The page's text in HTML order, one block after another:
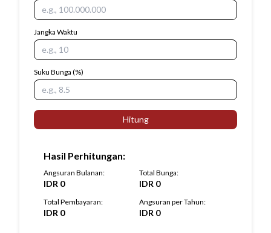
Jangka Waktu
Suku Bunga (%)
Hitung
Hasil Perhitungan:
Angsuran Bulanan:
IDR 0
Total Bunga:
IDR 0
Total Pembayaran:
IDR 0
Angsuran per Tahun:
IDR 0